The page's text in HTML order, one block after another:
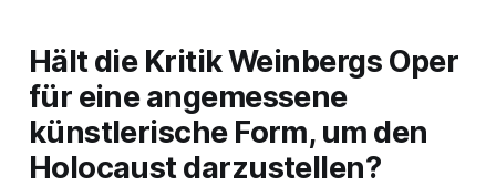
Hält die Kritik Weinbergs Oper
für eine angemessene
künstlerische Form, um den
Holocaust darzustellen?